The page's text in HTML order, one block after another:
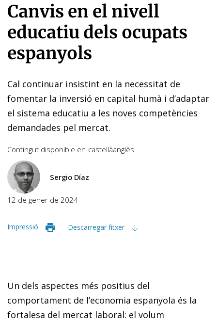
Canvis en el nivell
educatiu dels ocupats
espanyols
Cal continuar insistint en la necessitat de
fomentar la inversió en capital humà i d’adaptar
el sistema educatiu a les noves competències
demandades pel mercat.
Contingut disponible en castellàanglès
Sergio Díaz
12 de gener de 2024
Impressió Descarregar fitxer
Un dels aspectes més positius del
comportament de l’economia espanyola és la
fortalesa del mercat laboral: el volum